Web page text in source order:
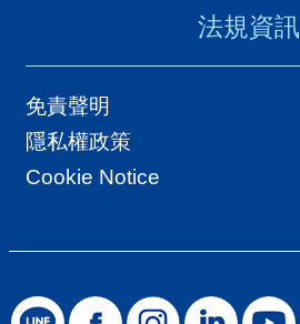
法規資訊
免責聲明
隱私權政策
Cookie Notice